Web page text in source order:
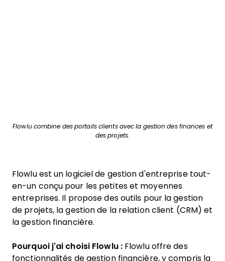
Flowlu combine des portails clients avec la gestion des finances et
des projets.
Flowlu est un logiciel de gestion d'entreprise tout-
en-un conçu pour les petites et moyennes
entreprises. Il propose des outils pour la gestion
de projets, la gestion de la relation client (CRM) et
la gestion financière.
Pourquoi j'ai choisi Flowlu :Flowlu offre des
fonctionnalités de gestion financière, y compris la